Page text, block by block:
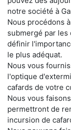
notre société à
Nous procédons
submergé par les
définir
le plus adéquat.
Nous vous
l'optique
cafards de votre
Nous vous
permettront de
incursion de